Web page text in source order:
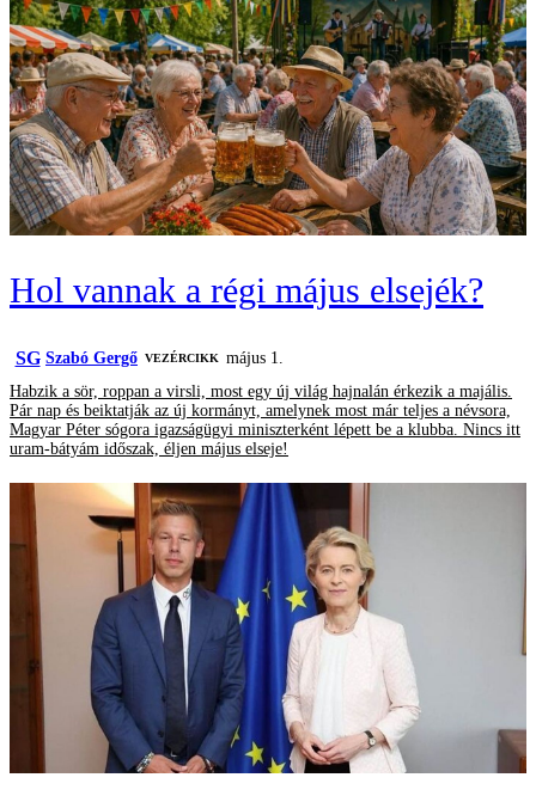
Hol vannak a régi május elsejék?
SG Szabó Gergő VEZÉRCIKK
május 1.
Habzik a sör, roppan a virsli, most egy új világ hajnalán érkezik a majális.
Pár nap és beiktatják az új kormányt, amelynek most már teljes a névsora,
Magyar Péter sógora igazságügyi miniszterként lépett be a klubba. Nincs itt
uram-bátyám időszak, éljen május elseje!